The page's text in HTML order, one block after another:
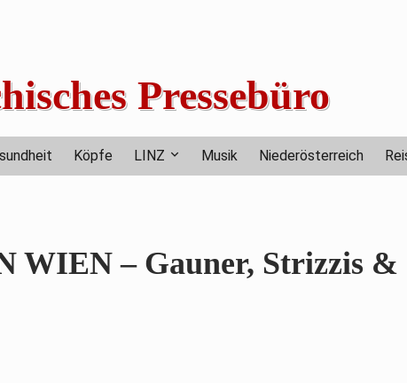
Pressebüro
Köpfe LINZ Musik Niederösterreich
WIEN – Gauner, Strizzis &